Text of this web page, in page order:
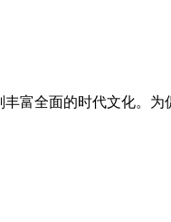
富全面的时代文化。